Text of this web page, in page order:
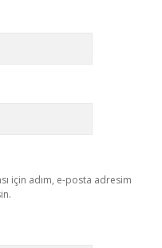
için adım, e-posta adresim